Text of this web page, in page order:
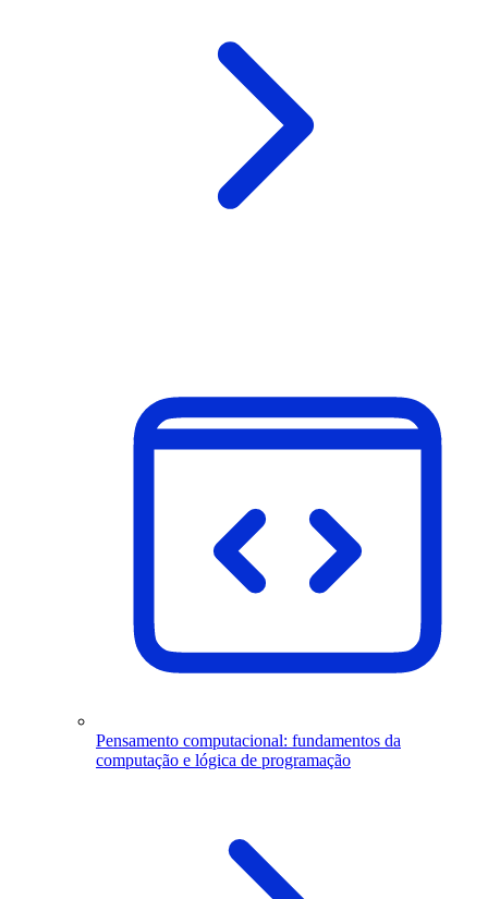
Pensamento computacional: fundamentos da
computação e lógica de programação